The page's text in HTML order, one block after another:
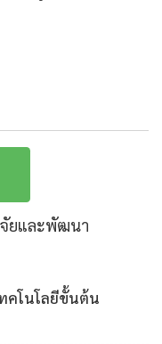
จัยและพัฒนา
คโนโลยีขั้นต้น